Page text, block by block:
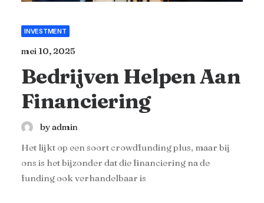
INVESTMENT
mei 10, 2025
Bedrijven Helpen Aan
Financiering
by admin
Het lijkt op een soort crowdfunding plus, maar bij
ons is het bijzonder dat die financiering na de
funding ook verhandelbaar is